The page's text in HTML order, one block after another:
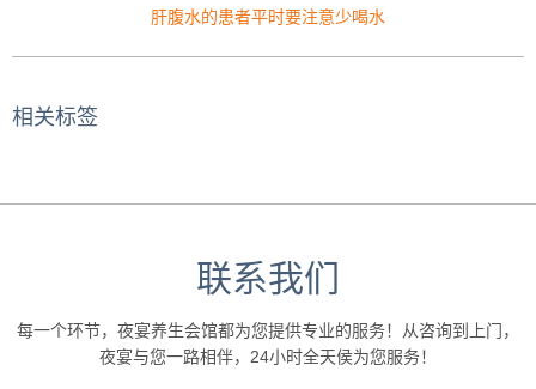
肝腹水的患者平时要注意少喝水
相关标签
联系我们
每一个环节，夜宴养生会馆都为您提供专业的服务！从咨询到上门，
夜宴与您一路相伴，24小时全天侯为您服务！